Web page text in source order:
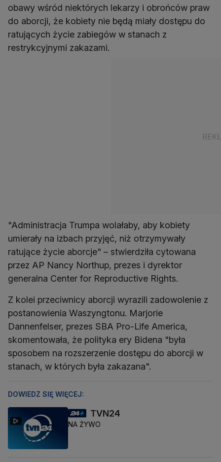
obawy wśród niektórych lekarzy i obrońców praw
do aborcji, że kobiety nie będą miały dostępu do
ratujących życie zabiegów w stanach z
restrykcyjnymi zakazami.
"Administracja Trumpa wolałaby, aby kobiety
umierały na izbach przyjęć, niż otrzymywały
ratujące życie aborcje" – stwierdziła cytowana
przez AP Nancy Northup, prezes i dyrektor
generalna Center for Reproductive Rights.
Z kolei przeciwnicy aborcji wyrazili zadowolenie z
postanowienia Waszyngtonu. Marjorie
Dannenfelser, prezes SBA Pro-Life America,
skomentowała, że polityka ery Bidena "była
sposobem na rozszerzenie dostępu do aborcji w
stanach, w których była zakazana".
DOWIEDZ SIĘ WIĘCEJ:
TVN24
NA ŻYWO